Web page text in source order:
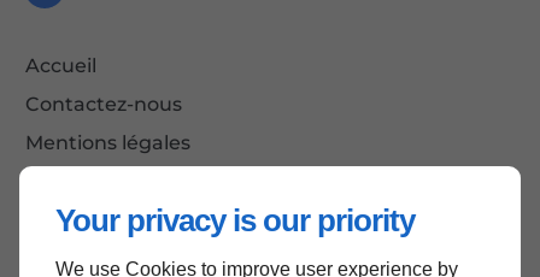
Your privacy is our priority
We use Cookies to improve user experience by
Accueil
Contactez-nous
Mentions légales